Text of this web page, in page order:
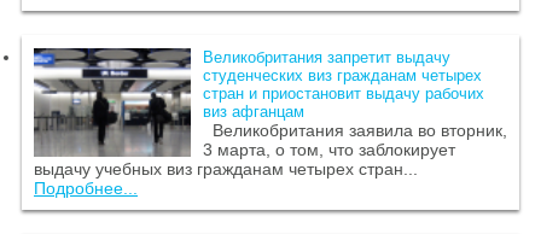
Великобритания запретит выдачу
студенческих виз гражданам четырех
стран и приостановит выдачу рабочих
виз афганцам
Великобритания заявила во вторник,
3 марта, о том, что заблокирует
выдачу учебных виз гражданам четырех стран...
Подробнее...